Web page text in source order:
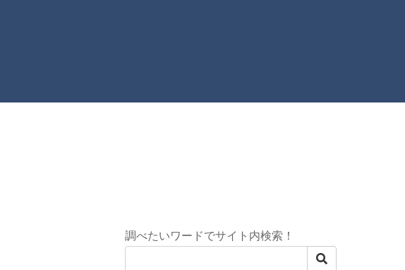
調べたいワードでサイト内検索！